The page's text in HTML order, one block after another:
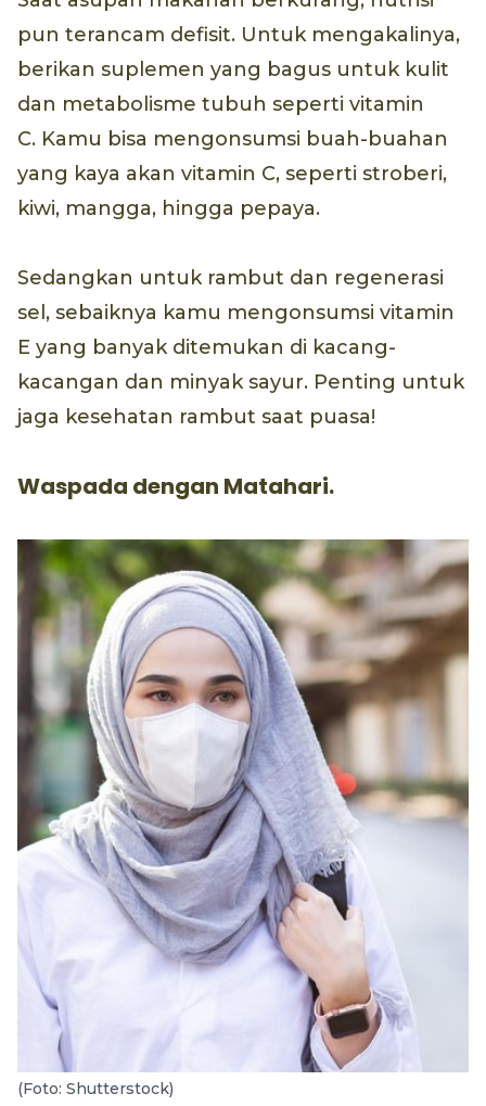
pun terancam defisit. Untuk mengakalinya,
berikan suplemen yang bagus untuk kulit
dan metabolisme tubuh seperti vitamin
C. Kamu bisa mengonsumsi buah-buahan
yang kaya akan vitamin C, seperti stroberi,
kiwi, mangga, hingga pepaya.
Sedangkan untuk rambut dan regenerasi
sel, sebaiknya kamu mengonsumsi vitamin
E yang banyak ditemukan di kacang-
kacangan dan minyak sayur. Penting untuk
jaga kesehatan rambut saat puasa!
Waspada dengan Matahari.
(Foto: Shutterstock)